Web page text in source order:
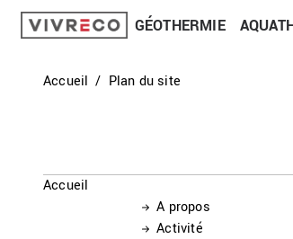
GÉOTHERMIE
Accueil Plan du site
Accueil
A propos
Activité